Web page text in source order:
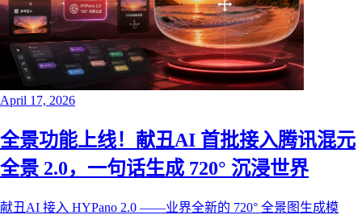
April 17, 2026
全景功能上线！献丑AI 首批接入腾讯混元
全景 2.0，一句话生成 720° 沉浸世界
献丑AI 接入 HYPano 2.0 ——业界全新的 720° 全景图生成模